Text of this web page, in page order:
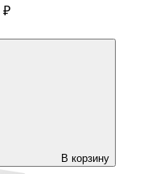
₽
В корзину